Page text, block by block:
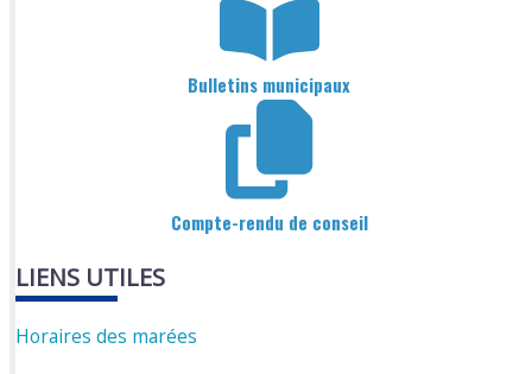
Bulletins municipaux
Compte-rendu de conseil
LIENS UTILES
Horaires des marées